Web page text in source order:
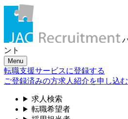
ント
Menu
転職支援サービスに登録する
ご登録済みの方求人紹介を申し込む
求人検索
転職希望者